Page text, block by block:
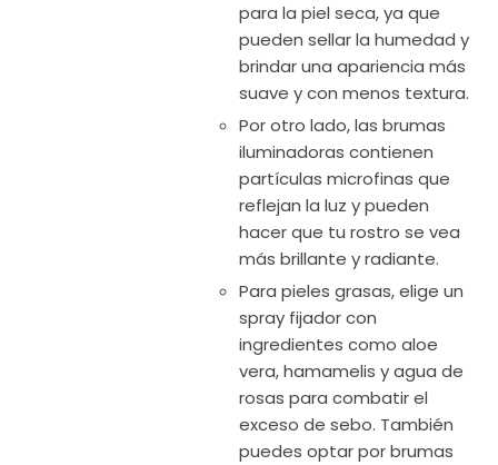
para la piel seca, ya que
pueden sellar la humedad y
brindar una apariencia más
suave y con menos textura.
Por otro lado, las brumas
iluminadoras contienen
partículas microfinas que
reflejan la luz y pueden
hacer que tu rostro se vea
más brillante y radiante.
Para pieles grasas, elige un
spray fijador con
ingredientes como aloe
vera, hamamelis y agua de
rosas para combatir el
exceso de sebo. También
puedes optar por brumas